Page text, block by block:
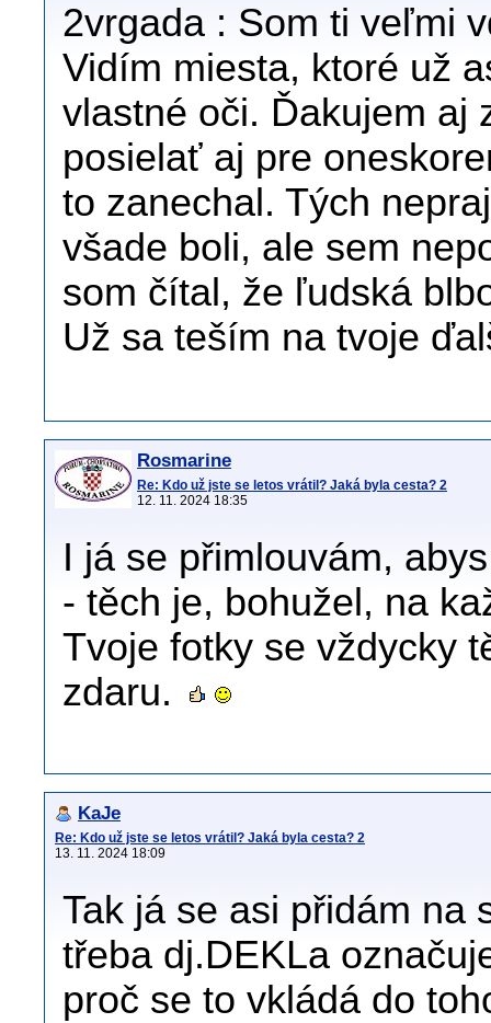
2vrgada : Som ti veľmi
Vidím miesta, ktoré už
vlastné oči. Ďakujem aj
posielať aj pre
to zanechal. Tých
všade boli, ale sem
som čítal, že ľudská
Už sa teším na tvoje
Rosmarine
Re: Kdo už jste se letos vrátil? Jaká byla cesta? 2
12. 11. 2024 18:35
I já se přimlouvám,
- těch je, bohužel, na
Tvoje fotky se vždycky
zdaru.
KaJe
Re: Kdo už jste se letos vrátil? Jaká byla cesta? 2
13. 11. 2024 18:09
Tak já se asi přidám na
třeba dj.DEKLa
proč se to vkládá do